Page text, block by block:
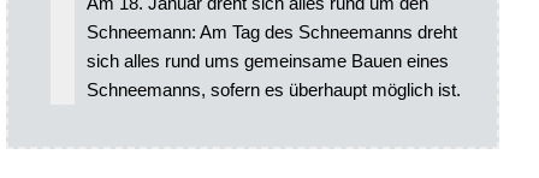
Schneemann: Am Tag des Schneemanns dreht
sich alles rund ums gemeinsame Bauen eines
Schneemanns, sofern es überhaupt möglich ist.